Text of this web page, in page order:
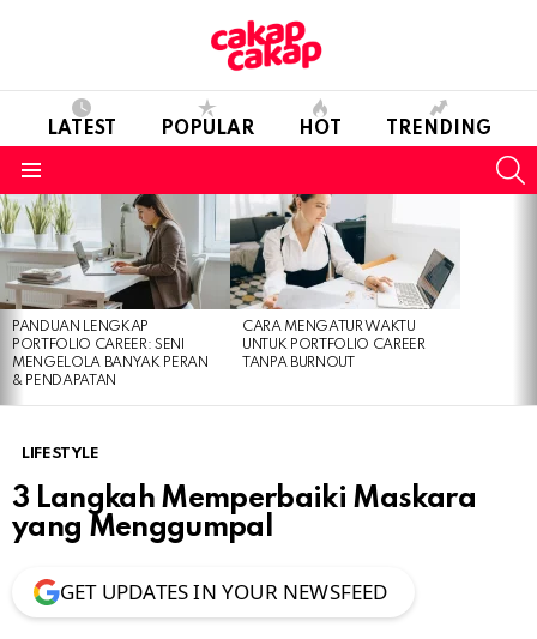
LATEST POPULAR HOT TRENDING
LATEST
STORIES
PANDUAN LENGKAP
PORTFOLIO CAREER: SENI
MENGELOLA BANYAK PERAN
& PENDAPATAN
CARA MENGATUR WAKTU
UNTUK PORTFOLIO CAREER
TANPA BURNOUT
LIFESTYLE
3 Langkah Memperbaiki Maskara
yang Menggumpal
GET UPDATES IN YOUR NEWSFEED